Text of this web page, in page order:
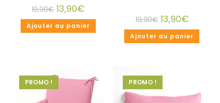
19,90€ 13,90€
Ajouter au panier
19,90€ 13,90€
Ajouter au panier
PROMO ! PROMO !